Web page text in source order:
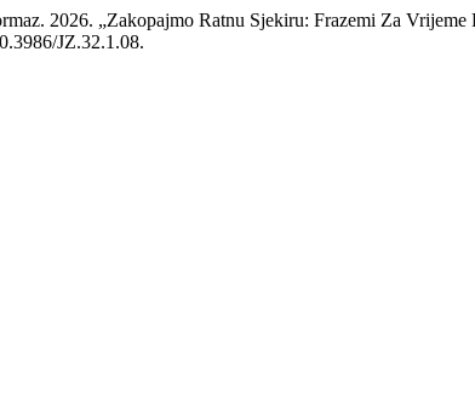
2026. „Zakopajmo Ratnu Sjekiru: Frazemi Za
JZ.32.1.08.